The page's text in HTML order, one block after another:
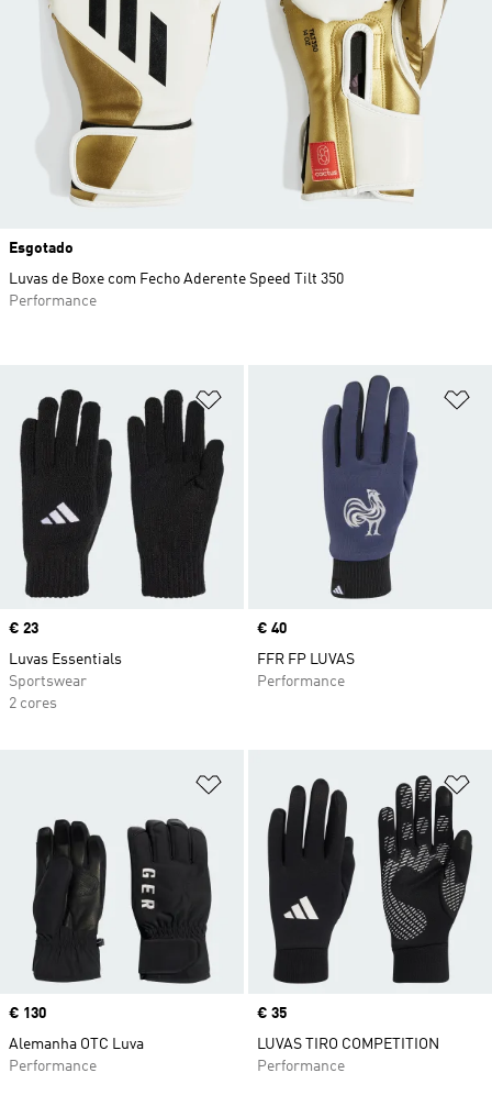
Adicionar à Lista de Desejos
Price
€ 23
Luvas Essentials
Sportswear
2 cores
Price
€ 40
FFR FP LUVAS
Performance
Adicionar à Lista de Desejos
Price
€ 130
Alemanha OTC Luva
Performance
Price
€ 35
LUVAS TIRO COMPETITION
Performance
Esgotado
Luvas de Boxe com Fecho Aderente Speed Tilt 350
Performance